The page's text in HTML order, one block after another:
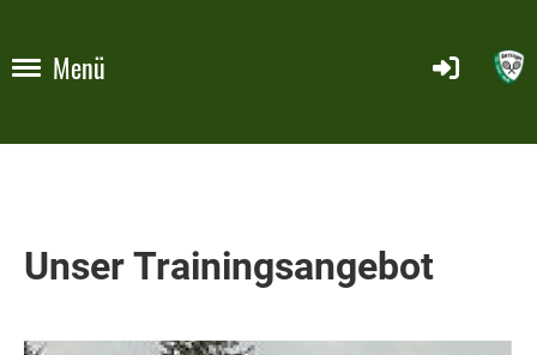
Menü
Unser Trainingsangebot